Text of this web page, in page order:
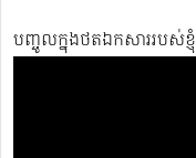
បញ្ចូលក្នុងថតឯកសាររបស់ខ្ញុំ